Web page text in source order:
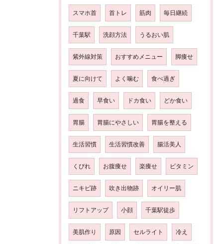
スマホ首 首トレ 筋肉 毎日継続
千葉駅 洗顔方法 うるおい肌
紫外線対策 おすすめメニュー 脚痩せ
夏に向けて よく噛む 食べ過ぎ
過食 早食い ドカ食い どか食い
胃腸 胃腸にやさしい 胃腸を整える
生活習慣 生活習慣改善 腸活美人
くびれ お腹痩せ 楽痩せ ビタミン
ニキビ跡 吹き出物跡 オイリー肌
リフトアップ 小顔 千葉駅徒歩
美肌作り 原因 セルライト 冷え